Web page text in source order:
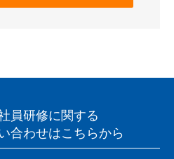
員研修に関する
合わせはこちらから